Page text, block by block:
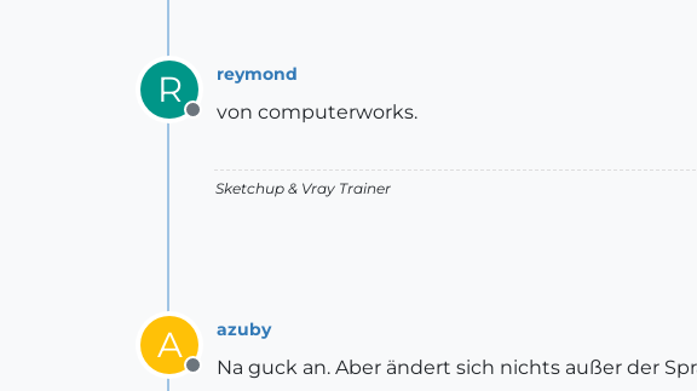
R
Offline
reymond
von computerworks.
Sketchup & Vray Trainer
A
Offline
azuby
Na guck an. Aber ändert sich nichts außer der